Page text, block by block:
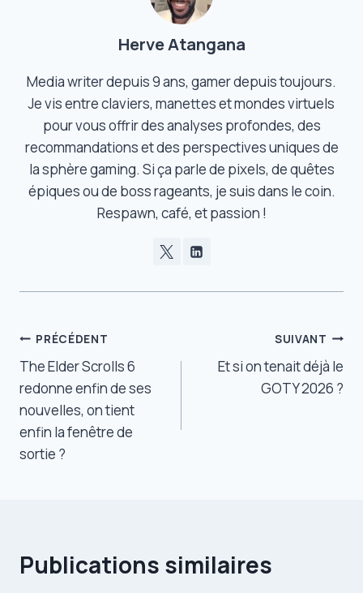
Herve Atangana
Media writer depuis 9 ans, gamer depuis toujours.
Je vis entre claviers, manettes et mondes virtuels
pour vous offrir des analyses profondes, des
recommandations et des perspectives uniques de
la sphère gaming. Si ça parle de pixels, de quêtes
épiques ou de boss rageants, je suis dans le coin.
Respawn, café, et passion !
Navigation
de
l’article
PRÉCÉDENT
The Elder Scrolls 6
redonne enfin de ses
nouvelles, on tient
enfin la fenêtre de
sortie ?
SUIVANT
Et si on tenait déjà le
GOTY 2026 ?
Publications similaires